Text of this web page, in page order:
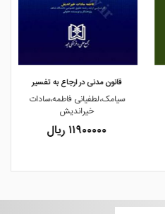
مشاهده و خرید
قانون مدنی در ارجاع به تفسیر
سیامک،لطفیانی فاطمه،سادات
خیراندیش
۱۱۹۰۰۰۰۰ ریال